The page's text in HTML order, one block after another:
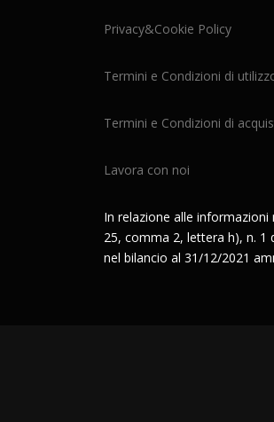
Privacy&Cookie Policy
Termini e Condizioni di
Termini e Condizioni di
Lavora con noi
In relazione alle informazioni
25, comma 2, lettera h), n. 1
nel bilancio al 31/12/2021